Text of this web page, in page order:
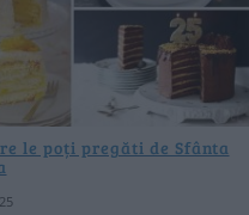
le poți pregăti de Sfânta